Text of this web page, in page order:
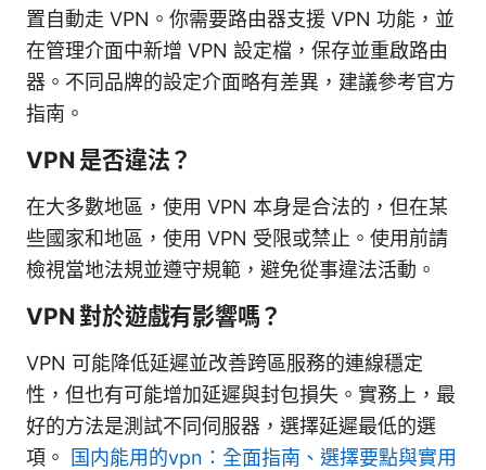
置自動走 VPN。你需要路由器支援 VPN 功能，並
在管理介面中新增 VPN 設定檔，保存並重啟路由
器。不同品牌的設定介面略有差異，建議參考官方
指南。
VPN 是否違法？
在大多數地區，使用 VPN 本身是合法的，但在某
些國家和地區，使用 VPN 受限或禁止。使用前請
檢視當地法規並遵守規範，避免從事違法活動。
VPN 對於遊戲有影響嗎？
VPN 可能降低延遲並改善跨區服務的連線穩定
性，但也有可能增加延遲與封包損失。實務上，最
好的方法是測試不同伺服器，選擇延遲最低的選
項。
国内能用的vpn：全面指南、選擇要點與實用